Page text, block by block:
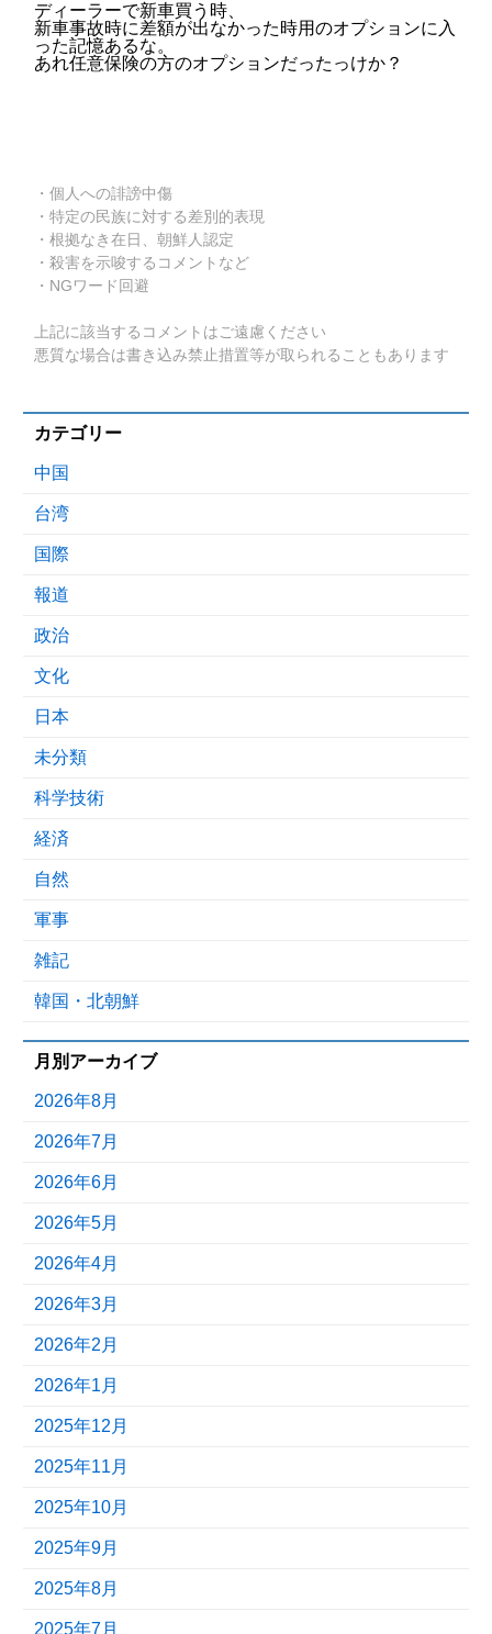
ディーラーで新車買う時、
新車事故時に差額が出なかった時用のオプションに入
った記憶あるな。
あれ任意保険の方のオプションだったっけか？
・個人への誹謗中傷
・特定の民族に対する差別的表現
・根拠なき在日、朝鮮人認定
・殺害を示唆するコメントなど
・NGワード回避
上記に該当するコメントはご遠慮ください
悪質な場合は書き込み禁止措置等が取られることもあります
カテゴリー
中国
台湾
国際
報道
政治
文化
日本
未分類
科学技術
経済
自然
軍事
雑記
韓国・北朝鮮
月別アーカイブ
2026年8月
2026年7月
2026年6月
2026年5月
2026年4月
2026年3月
2026年2月
2026年1月
2025年12月
2025年11月
2025年10月
2025年9月
2025年8月
2025年7月